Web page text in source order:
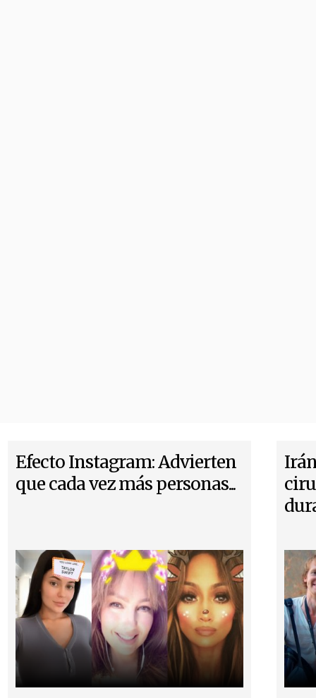
Efecto Instagram: Advierten
que cada vez más personas...